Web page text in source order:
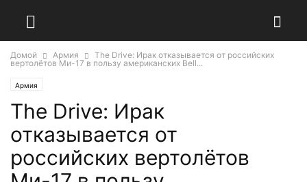
Домой Армия
The Drive: Ирак отказывается от российских
вертолётов Ми-17 в пользу американских Bell...
Армия
The Drive: Ирак
отказывается от
российских вертолётов